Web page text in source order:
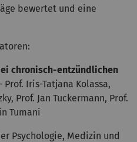
bewertet und eine
chronisch-entzündlichen
Prof. Iris-Tatjana Kolassa,
Prof. Jan Tuckermann, Prof.
Tumani
Psychologie, Medizin und